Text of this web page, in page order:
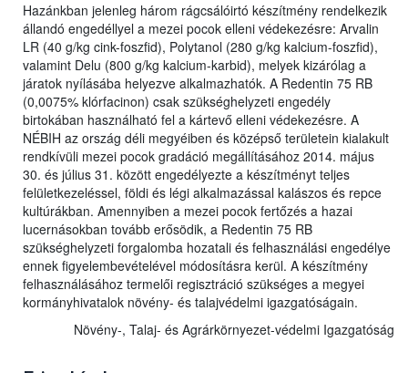
Hazánkban jelenleg három rágcsálóirtó készítmény rendelkezik
állandó engedéllyel a mezei pocok elleni védekezésre: Arvalin
LR (40 g/kg cink-foszfid), Polytanol (280 g/kg kalcium-foszfid),
valamint Delu (800 g/kg kalcium-karbid), melyek kizárólag a
járatok nyílásába helyezve alkalmazhatók. A Redentin 75 RB
(0,0075% klórfacinon) csak szükséghelyzeti engedély
birtokában használható fel a kártevő elleni védekezésre. A
NÉBIH az ország déli megyéiben és középső területein kialakult
rendkívüli mezei pocok gradáció megállításához 2014. május
30. és július 31. között engedélyezte a készítményt teljes
felületkezeléssel, földi és légi alkalmazással kalászos és repce
kultúrákban. Amennyiben a mezei pocok fertőzés a hazai
lucernásokban tovább erősödik, a Redentin 75 RB
szükséghelyzeti forgalomba hozatali és felhasználási engedélye
ennek figyelembevételével módosításra kerül. A készítmény
felhasználásához termelői regisztráció szükséges a megyei
kormányhivatalok növény- és talajvédelmi igazgatóságain.
Növény-, Talaj- és Agrárkörnyezet-védelmi Igazgatóság